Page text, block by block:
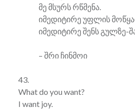
მე მსურს რწმენა.
იმედიტირე უფლის
იმედიტირე შენს გულზე-
– შრი ჩინმოი
43.
What do you want?
I want joy.